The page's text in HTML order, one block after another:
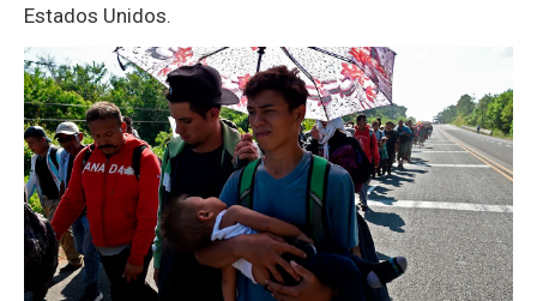
Estados Unidos.